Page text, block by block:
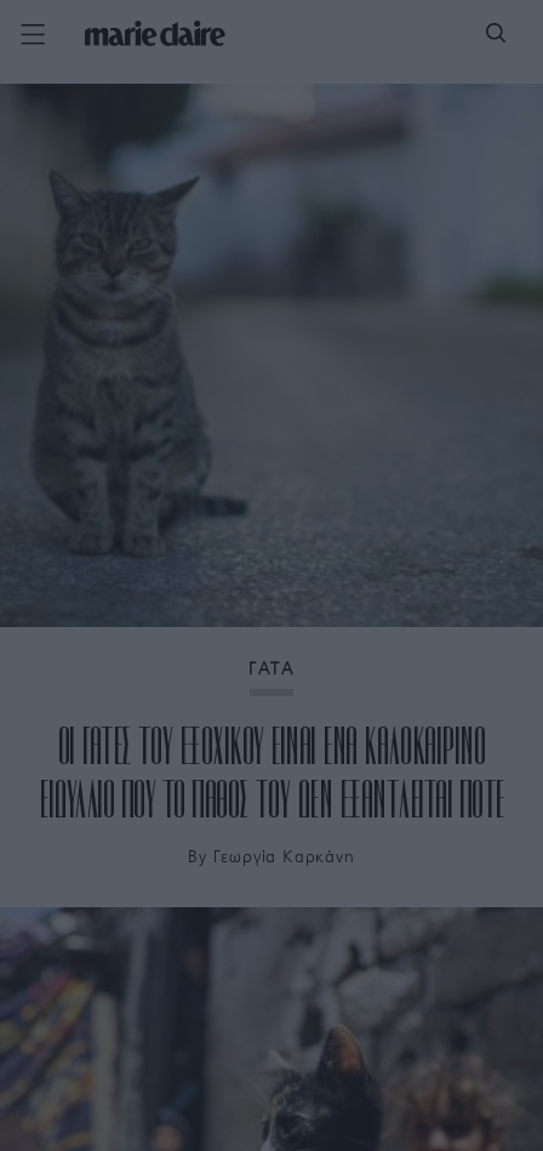
ΓΑΤΑ
ΟΙ ΓΑΤΕΣ ΤΟΥ ΕΞΟΧΙΚΟΥ ΕΙΝΑΙ ΕΝΑ ΚΑΛΟΚΑΙΡΙΝΟ
ΕΙΔΥΛΛΙΟ ΠΟΥ ΤΟ ΠΑΘΟΣ ΤΟΥ ΔΕΝ ΕΞΑΝΤΛΕΙΤΑΙ ΠΟΤΕ
By Γεωργία Καρκάνη